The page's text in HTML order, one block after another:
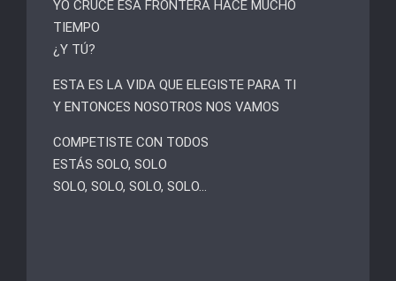
YO CRUCÉ ESA FRONTERA HACE MUCHO
TIEMPO
¿Y TÚ?
ESTA ES LA VIDA QUE ELEGISTE PARA TI
Y ENTONCES NOSOTROS NOS VAMOS
COMPETISTE CON TODOS
ESTÁS SOLO, SOLO
SOLO, SOLO, SOLO, SOLO…